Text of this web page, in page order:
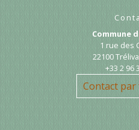
Commune
1 rue des
22100
+33 2 96
Contact